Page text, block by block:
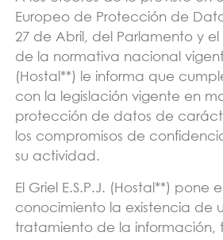
Europeo de Protección de
27 de Abril, del Parlamento y
de la normativa nacional
(Hostal**) le informa que
con la legislación vigente en
protección de datos de
los compromisos de
su actividad.
El Griel E.S.P.J. (Hostal**) pone
conocimiento la existencia de
tratamiento de la información,